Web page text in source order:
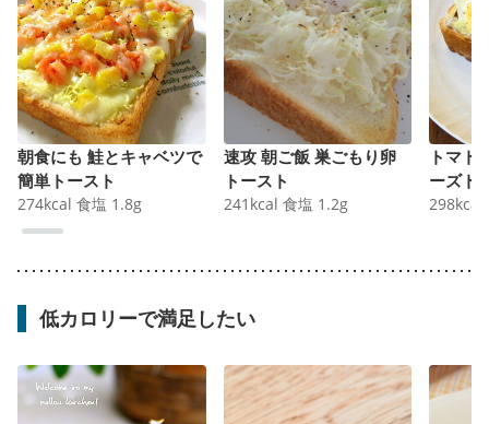
朝食にも 鮭とキャベツで
簡単トースト
274kcal 食塩 1.8g
速攻 朝ご飯 巣ごもり卵
トースト
241 kcal 食塩 1.2g
トマト
ーズト
298kcal
低カロリーで満足したい